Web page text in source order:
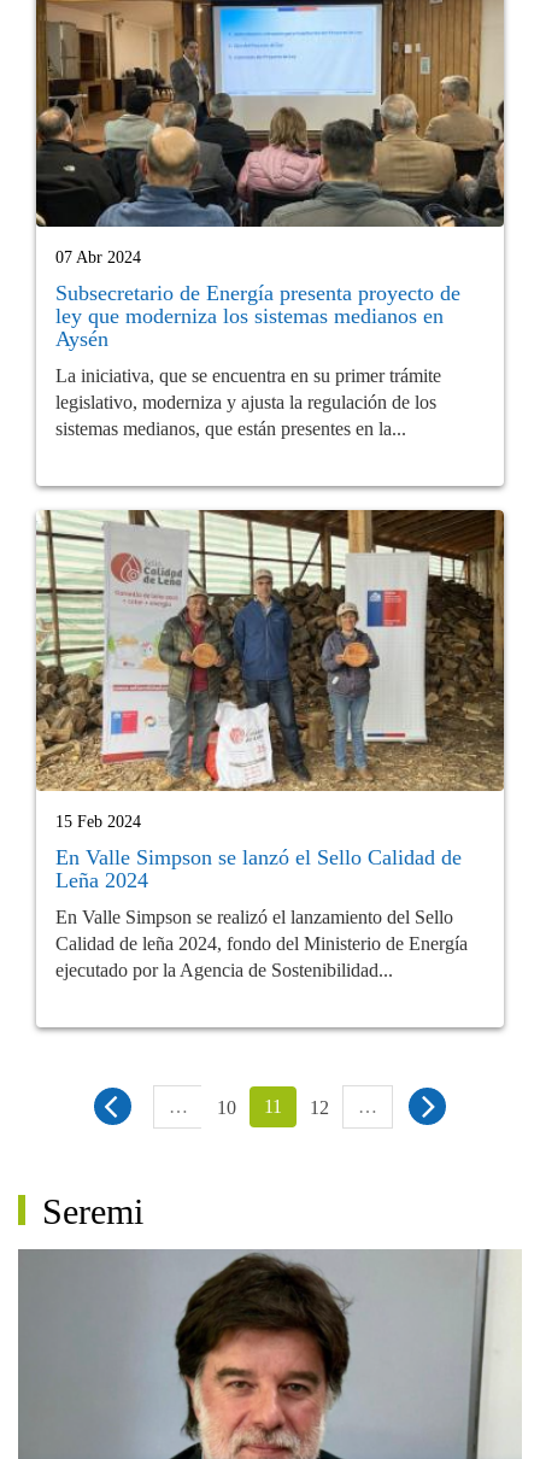
07 Abr 2024
Subsecretario de Energía presenta proyecto de
ley que moderniza los sistemas medianos en
Aysén
La iniciativa, que se encuentra en su primer trámite
legislativo, moderniza y ajusta la regulación de los
sistemas medianos, que están presentes en la...
15 Feb 2024
En Valle Simpson se lanzó el Sello Calidad de
Leña 2024
En Valle Simpson se realizó el lanzamiento del Sello
Calidad de leña 2024, fondo del Ministerio de Energía
ejecutado por la Agencia de Sostenibilidad...
… 10 11 12 …
Seremi